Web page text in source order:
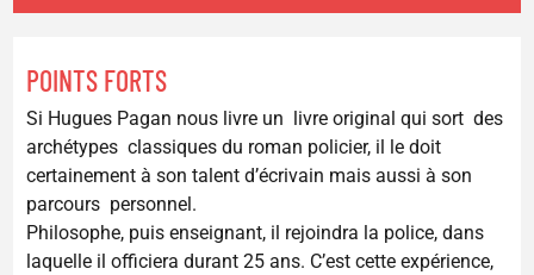
POINTS FORTS
Si Hugues Pagan nous livre un livre original qui sort des
archétypes classiques du roman policier, il le doit
certainement à son talent d’écrivain mais aussi à son
parcours personnel.
Philosophe, puis enseignant, il rejoindra la police, dans
laquelle il officiera durant 25 ans. C’est cette expérience,